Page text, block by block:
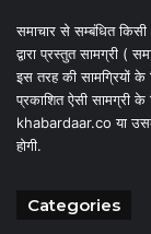
समाचार से सम्बंधित
द्वारा प्रस्तुत सामग्री (
इस तरह की सामग्रियों के
प्रकाशित ऐसी सामग्री के
khabardaar.co या
होगी.
Categories